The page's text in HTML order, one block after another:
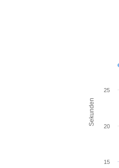
Sekunden
15
20
25